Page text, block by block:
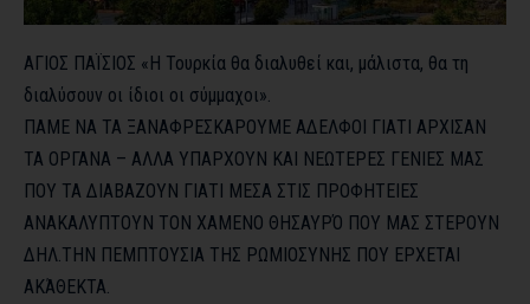
ΑΓΙΟΣ ΠΑΪΣΙΟΣ «Η Τουρκία θα διαλυθεί και, μάλιστα, θα τη
διαλύσουν οι ίδιοι οι σύμμαχοι».
ΠΑΜΕ ΝΑ ΤΑ ΞΑΝΑΦΡΕΣΚΑΡΟΥΜΕ ΑΔΕΛΦΟΙ ΓΙΑΤΙ ΑΡΧΙΣΑΝ
ΤΑ ΟΡΓΑΝΑ – ΑΛΛΑ ΥΠΑΡΧΟΥΝ ΚΑΙ ΝΕΩΤΕΡΕΣ ΓΕΝΙΕΣ ΜΑΣ
ΠΟΥ ΤΑ ΔΙΑΒΑΖΟΥΝ ΓΙΑΤΙ ΜΕΣΑ ΣΤΙΣ ΠΡΟΦΗΤΕΙΕΣ
ΑΝΑΚΑΛΥΠΤΟΥΝ ΤΟΝ ΧΑΜΕΝΟ ΘΗΣΑΥΡΌ ΠΟΥ ΜΑΣ ΣΤΕΡΟΥΝ
ΔΗΛ.ΤΗΝ ΠΕΜΠΤΟΥΣΙΑ ΤΗΣ ΡΩΜΙΟΣΥΝΗΣ ΠΟΥ ΕΡΧΕΤΑΙ
ΑΚΆΘΕΚΤΑ.